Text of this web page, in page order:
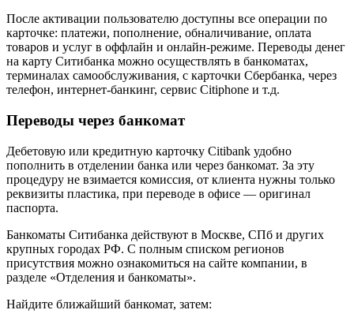
После активации пользователю доступны все операции по
карточке: платежи, пополнение, обналичивание, оплата
товаров и услуг в оффлайн и онлайн-режиме. Переводы денег
на карту Ситибанка можно осуществлять в банкоматах,
терминалах самообслуживания, с карточки Сбербанка, через
телефон, интернет-банкинг, сервис Citiphone и т.д.
Переводы через банкомат
Дебетовую или кредитную карточку Citibank удобно
пополнить в отделении банка или через банкомат. За эту
процедуру не взимается комиссия, от клиента нужны только
реквизиты пластика, при переводе в офисе — оригинал
паспорта.
Банкоматы Ситибанка действуют в Москве, СПб и других
крупных городах РФ. С полным списком регионов
присутствия можно ознакомиться на сайте компании, в
разделе «Отделения и банкоматы».
Найдите ближайший банкомат, затем: